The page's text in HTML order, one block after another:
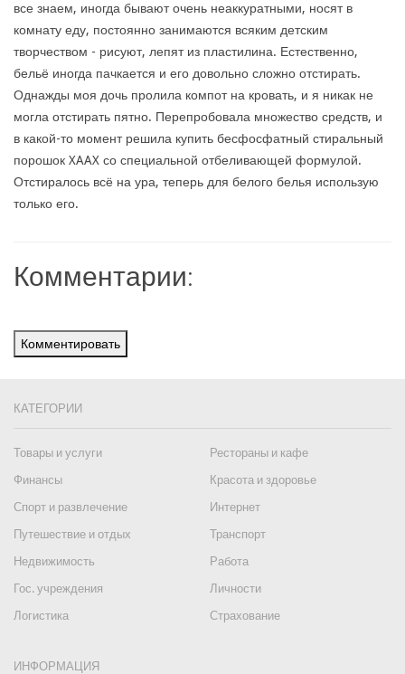
все знаем, иногда бывают очень неаккуратными, носят в
комнату еду, постоянно занимаются всяким детским
творчеством - рисуют, лепят из пластилина. Естественно,
бельё иногда пачкается и его довольно сложно отстирать.
Однажды моя дочь пролила компот на кровать, и я никак не
могла отстирать пятно. Перепробовала множество средств, и
в какой-то момент решила купить бесфосфатный стиральный
порошок XAAX со специальной отбеливающей формулой.
Отстиралось всё на ура, теперь для белого белья использую
только его.
Комментарии:
Комментировать
КАТЕГОРИИ
Товары и услуги
Рестораны и кафе
Финансы
Красота и здоровье
Спорт и развлечение
Интернет
Путешествие и отдых
Транспорт
Недвижимость
Работа
Гос. учреждения
Личности
Логистика
Страхование
ИНФОРМАЦИЯ